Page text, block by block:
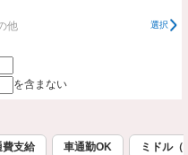
他 選択
を含まない
費支給 車通勤OK ミドル